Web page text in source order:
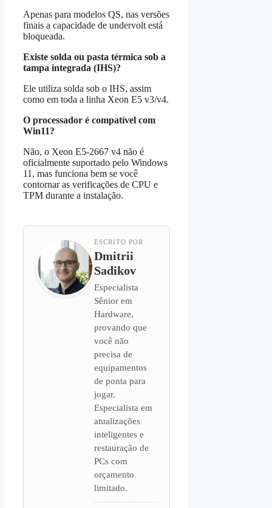
Apenas para modelos QS, nas versões
finais a capacidade de undervolt está
bloqueada.
Existe solda ou pasta térmica sob a
tampa integrada (IHS)?
Ele utiliza solda sob o IHS, assim
como em toda a linha Xeon E5 v3/v4.
O processador é compatível com
Win11?
Não, o Xeon E5-2667 v4 não é
oficialmente suportado pelo Windows
11, mas funciona bem se você
contornar as verificações de CPU e
TPM durante a instalação.
ESCRITO POR
Dmitrii
Sadikov
Especialista
Sênior em
Hardware,
provando que
você não
precisa de
equipamentos
de ponta para
jogar.
Especialista em
atualizações
inteligentes e
restauração de
PCs com
orçamento
limitado.